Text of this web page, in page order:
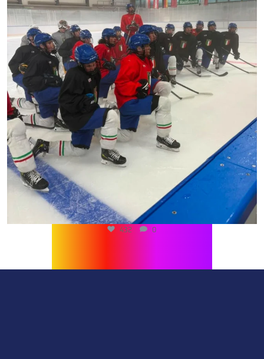
432 0